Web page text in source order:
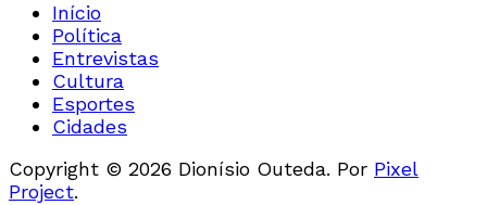
Início
Política
Entrevistas
Cultura
Esportes
Cidades
Copyright © 2026 Dionísio Outeda. Por Pixel
Project.